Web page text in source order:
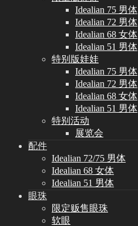
Idealian 75 男体
Idealian 72 男体
Idealian 68 女体
Idealian 51 男体
特别版娃娃
Idealian 75 男体
Idealian 72 男体
Idealian 68 女体
Idealian 51 男体
特别活动
展览会
配件
Idealian 72/75 男体
Idealian 68 女体
Idealian 51 男体
眼珠
限定贩售眼珠
软眼